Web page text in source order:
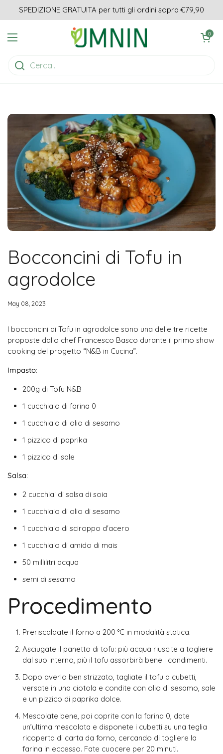
Passa ai contenuti
SPEDIZIONE GRATUITA per tutti gli ordini sopra €79,90
Apri menu
Apri carrello
0
Bocconcini di Tofu in
agrodolce
May 08, 2023
I bocconcini di Tofu in agrodolce sono una delle tre ricette
proposte dallo chef Francesco Basco durante il primo show
cooking del progetto “N&B in Cucina”.
Impasto:
200g di Tofu N&B
1 cucchiaio di farina 0
1 cucchiaio di olio di sesamo
1 pizzico di paprika
1 pizzico di sale
Salsa:
2 cucchiai di salsa di soia
1 cucchiaio di olio di sesamo
1 cucchiaio di sciroppo d'acero
1 cucchiaio di amido di mais
50 millilitri acqua
semi di sesamo
Procedimento
Preriscaldate il forno a 200 °C in modalità statica.
Asciugate il panetto di tofu: più acqua riuscite a togliere
dal suo interno, più il tofu assorbirà bene i condimenti.
Dopo averlo ben strizzato, tagliate il tofu a cubetti,
versate in una ciotola e condite con olio di sesamo, sale
e un pizzico di paprika dolce.
Mescolate bene, poi coprite con la farina 0, date
un’ultima mescolata e disponete i cubetti su una teglia
ricoperta di carta da forno, cercando di togliere la
farina in eccesso. Fate cuocere per 20 minuti.